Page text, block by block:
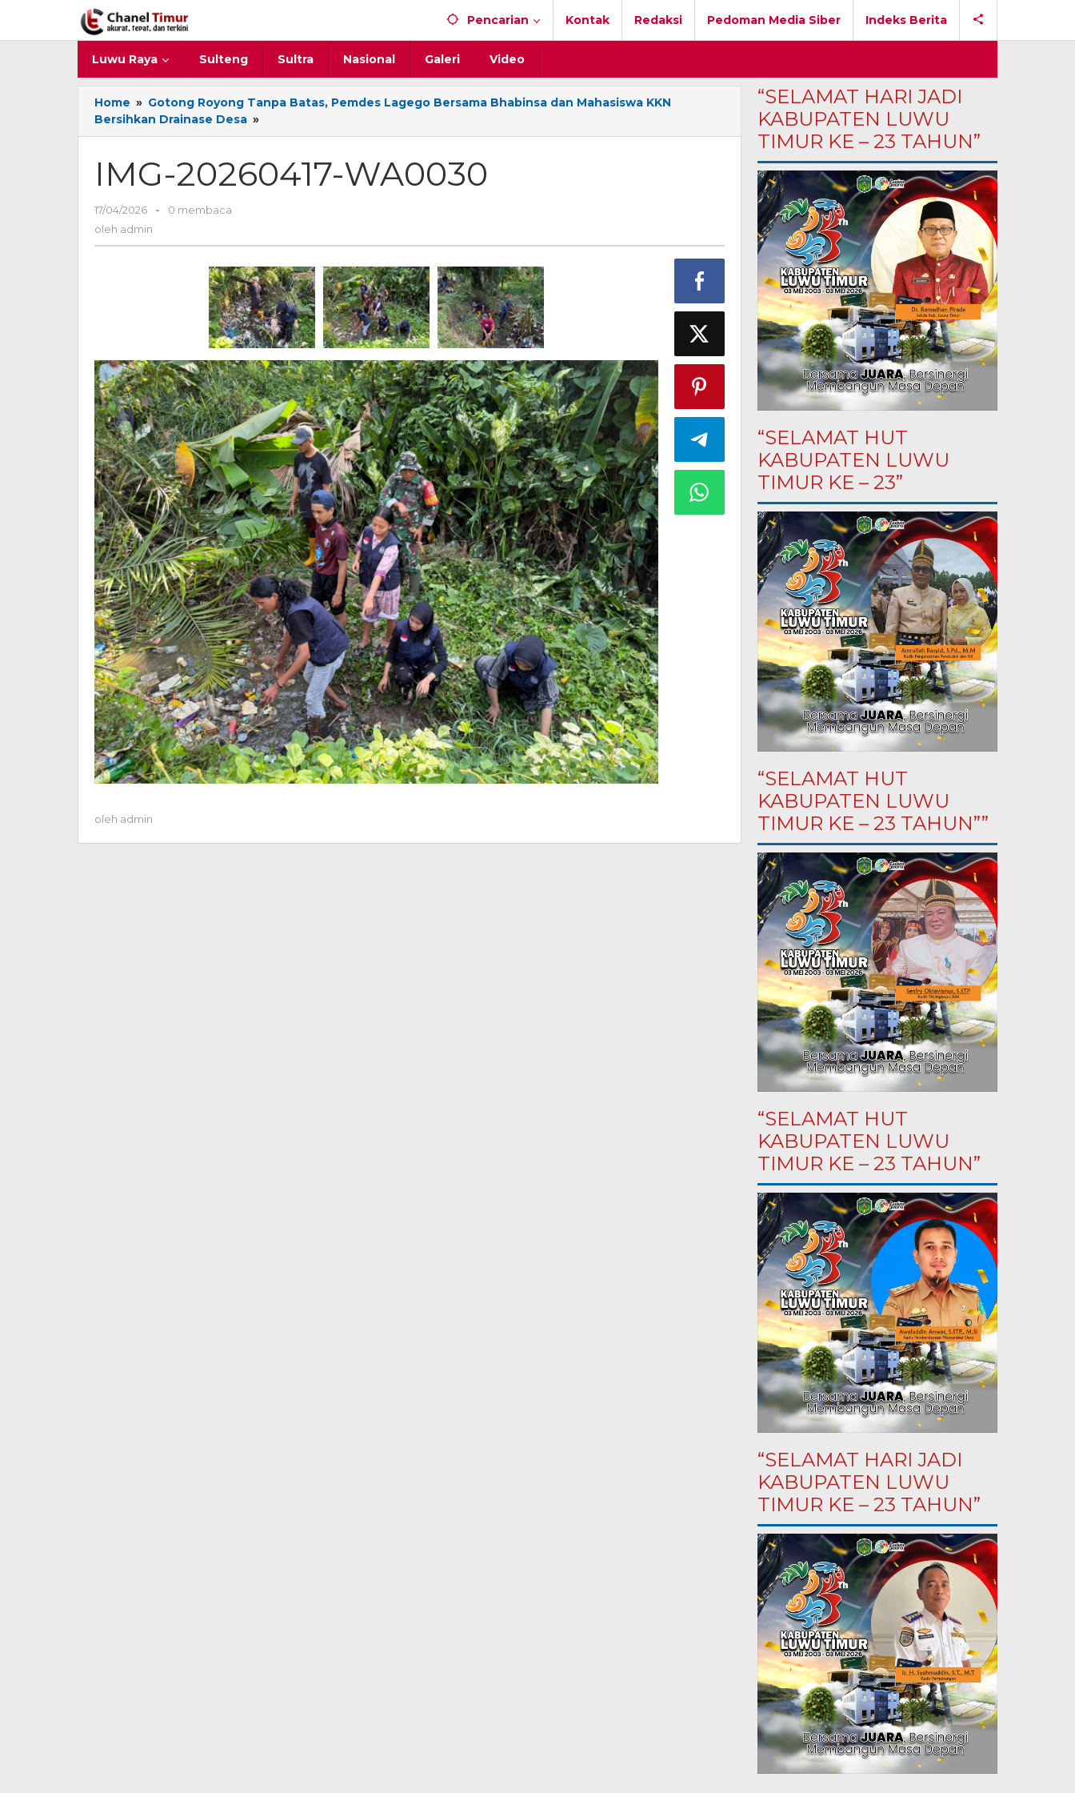
konten
Pencarian Kontak Redaksi Pedoman Media Siber Indeks Berita
Luwu Raya Sulteng Sultra Nasional Galeri Video
Home » Gotong Royong Tanpa Batas, Pemdes Lagego Bersama Bhabinsa dan Mahasiswa KKN
Bersihkan Drainase Desa »
20260417-
IMG-20260417-WA0030
17/04/2026
oleh
-
0 membaca
oleh admin
oleh admin
“SELAMAT HARI JADI
KABUPATEN LUWU
TIMUR KE – 23 TAHUN”
“SELAMAT HUT
KABUPATEN LUWU
TIMUR KE – 23”
“SELAMAT HUT
KABUPATEN LUWU
TIMUR KE – 23 TAHUN””
“SELAMAT HUT
KABUPATEN LUWU
TIMUR KE – 23 TAHUN”
“SELAMAT HARI JADI
KABUPATEN LUWU
TIMUR KE – 23 TAHUN”